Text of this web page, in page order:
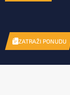
ZATRAŽI PONUDU